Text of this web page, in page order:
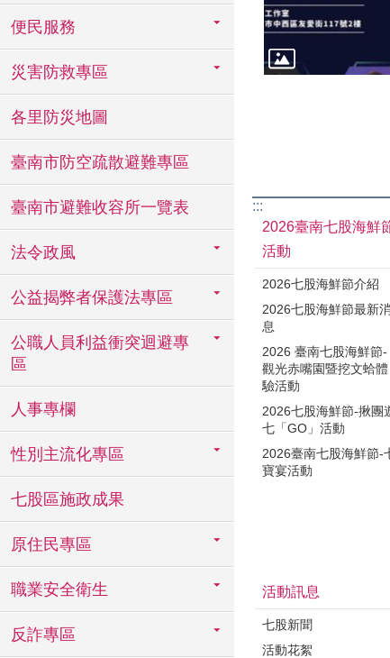
便民服務
災害防救專區
各里防災地圖
臺南市防空疏散避難專區
臺南市避難收容所一覽表
法令政風
公益揭弊者保護法專區
公職人員利益衝突迴避專
區
人事專欄
性別主流化專區
七股區施政成果
原住民專區
職業安全衛生
反詐專區
:::
2026臺南七股海鮮
活動
2026七股海鮮節介紹
2026七股海鮮節最新消
息
2026 臺南七股海鮮節-
觀光赤嘴園暨挖文蛤體
驗活動
2026七股海鮮節-揪團
七「GO」活動
2026臺南七股海鮮節-
寶宴活動
活動訊息
七股新聞
活動花絮